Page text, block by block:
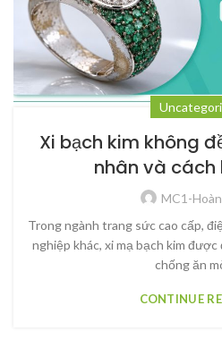
Xi bạch kim không
nhân và cách
MC1-
Trong ngành trang sức cao cấp,
nghiệp khác, xi mạ bạch kim
chống ăn
CONTINUE